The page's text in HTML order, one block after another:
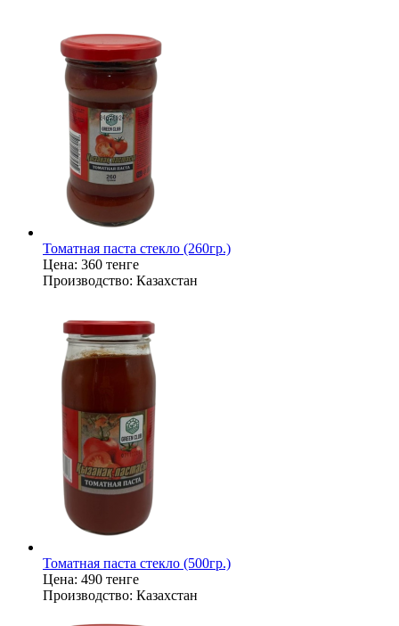
Томатная паста стекло (260гр.)
Цена: 360 тенге
Производство: Казахстан
Томатная паста стекло (500гр.)
Цена: 490 тенге
Производство: Казахстан